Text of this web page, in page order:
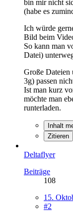
bin mir nicht
(habe es
Ich würde
Bild beim
So kann man
Datei)
Große Dateien
3g) passen
Ist man kurz
möchte man
runterladen.
Inhalt
Zitieren
Deltaflyer
Beiträge
108
15.
#2